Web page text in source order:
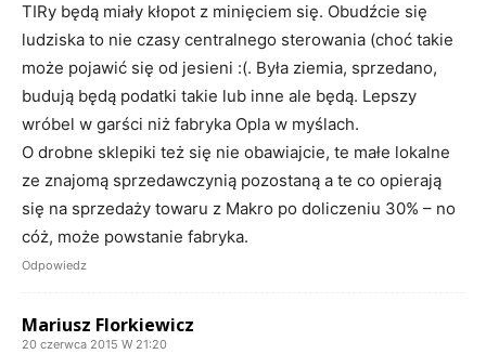
TIRy będą miały kłopot z minięciem się. Obudźcie się
ludziska to nie czasy centralnego sterowania (choć takie
może pojawić się od jesieni :(. Była ziemia, sprzedano,
budują będą podatki takie lub inne ale będą. Lepszy
wróbel w garści niż fabryka Opla w myślach.
O drobne sklepiki też się nie obawiajcie, te małe lokalne
ze znajomą sprzedawczynią pozostaną a te co opierają
się na sprzedaży towaru z Makro po doliczeniu 30% – no
cóż, może powstanie fabryka.
Odpowiedz
Mariusz Florkiewicz
20 czerwca 2015 W 21:20